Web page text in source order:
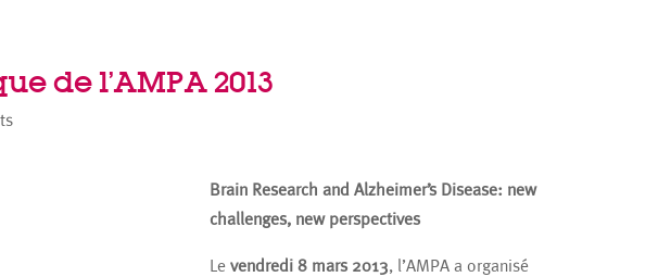
de l’AMPA 2013
Brain Research and Alzheimer’s Disease: new
challenges, new perspectives
Levendredi 8 mars 2013, l’AMPA a organisé